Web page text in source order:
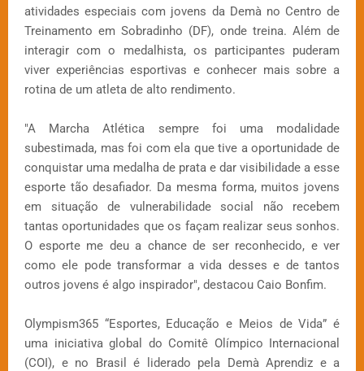
atividades especiais com jovens da Demà no Centro de
Treinamento em Sobradinho (DF), onde treina. Além de
interagir com o medalhista, os participantes puderam
viver experiências esportivas e conhecer mais sobre a
rotina de um atleta de alto rendimento.
"A Marcha Atlética sempre foi uma modalidade
subestimada, mas foi com ela que tive a oportunidade de
conquistar uma medalha de prata e dar visibilidade a esse
esporte tão desafiador. Da mesma forma, muitos jovens
em situação de vulnerabilidade social não recebem
tantas oportunidades que os façam realizar seus sonhos.
O esporte me deu a chance de ser reconhecido, e ver
como ele pode transformar a vida desses e de tantos
outros jovens é algo inspirador", destacou Caio Bonfim.
Olympism365 “Esportes, Educação e Meios de Vida” é
uma iniciativa global do Comitê Olímpico Internacional
(COI), e no Brasil é liderado pela Demà Aprendiz e a